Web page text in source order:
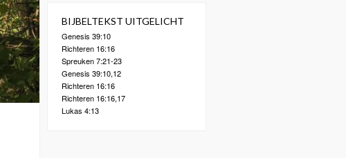
BIJBELTEKST UITGELICHT
Genesis 39:10
Richteren 16:16
Spreuken 7:21-23
Genesis 39:10,12
Richteren 16:16
Richteren 16:16,17
Lukas 4:13